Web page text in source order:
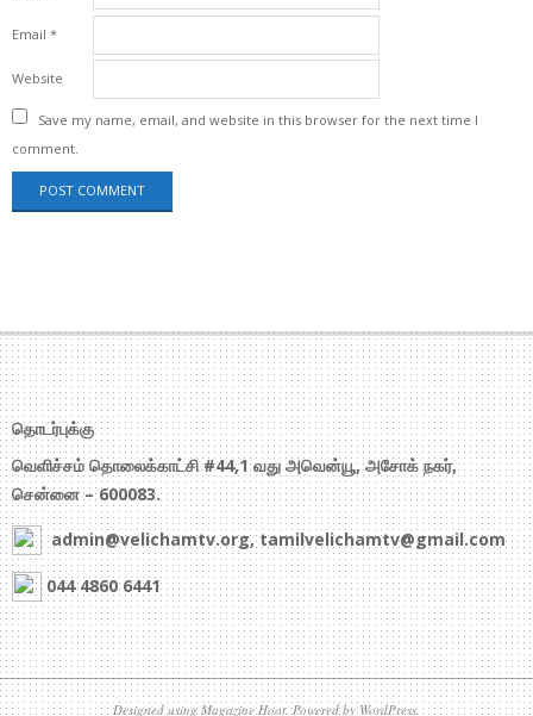
Email *
Website
Save my name, email, and website in this browser for the next time I
comment.
தொடர்புக்கு
வெளிச்சம் தொலைக்காட்சி #44,1 வது அவென்யூ, அசோக் நகர்,
சென்னை – 600083.
admin@velichamtv.org, tamilvelichamtv@gmail.com
044 4860 6441
Designed using Magazine Hoot. Powered byWordPress.